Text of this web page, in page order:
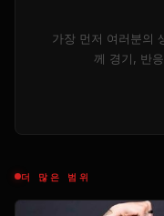
가장 먼저 여러분의
께 경기, 반
더 많은 범위